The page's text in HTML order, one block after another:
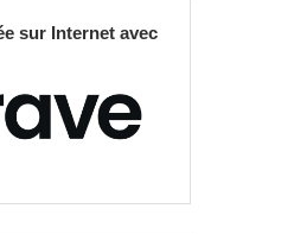
sur Internet avec